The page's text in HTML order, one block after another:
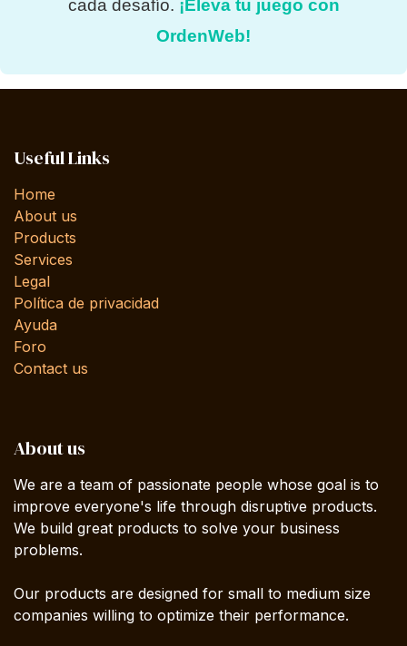
cada desafío. ¡Eleva tu juego con
OrdenWeb!
Useful Links
Home
About us
Products
Services
Legal
Política de privacidad
Ayuda
Foro
Contact us
About us
We are a team of passionate people whose goal is to
improve everyone's life through disruptive products.
We build great products to solve your business
problems.
Our products are designed for small to medium size
companies willing to optimize their performance.